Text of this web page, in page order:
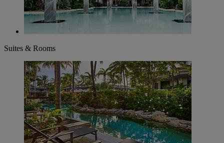
Suites & Rooms